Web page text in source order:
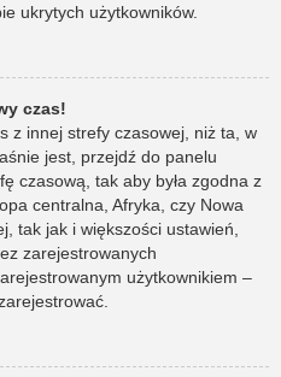
ukrytych użytkowników.
czas!
z innej strefy czasowej, niż ta, w
jest, przejdź do panelu
czasową, tak aby była zgodna z
centralna, Afryka, czy Nowa
tak jak i większości ustawień,
zarejestrowanych
użytkownikiem –